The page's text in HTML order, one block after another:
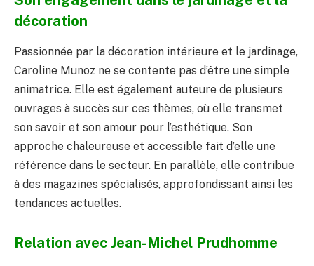
décoration
Passionnée par la décoration intérieure et le jardinage,
Caroline Munoz ne se contente pas d’être une simple
animatrice. Elle est également auteure de plusieurs
ouvrages à succès sur ces thèmes, où elle transmet
son savoir et son amour pour l’esthétique. Son
approche chaleureuse et accessible fait d’elle une
référence dans le secteur. En parallèle, elle contribue
à des magazines spécialisés, approfondissant ainsi les
tendances actuelles.
Relation avec Jean-Michel Prudhomme